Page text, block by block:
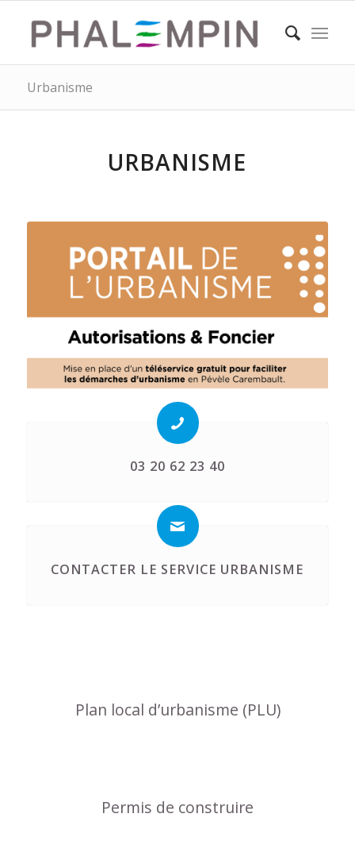
Urbanisme
URBANISME
03 20 62 23 40
CONTACTER LE SERVICE URBANISME
Plan local d’urbanisme (PLU)
Permis de construire